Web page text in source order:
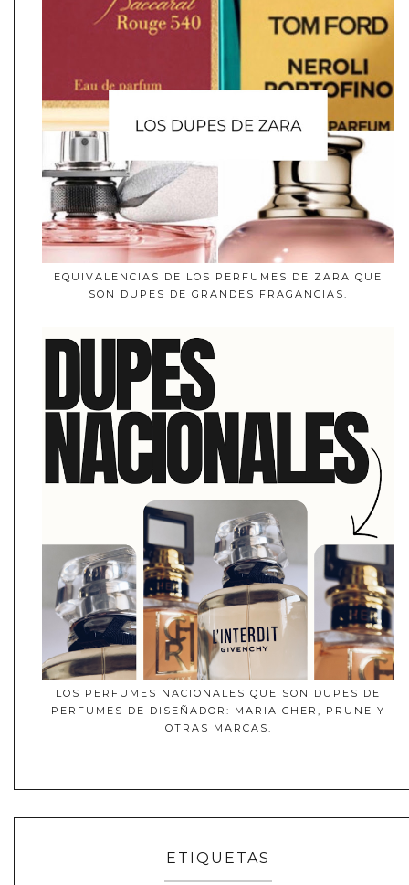
EQUIVALENCIAS DE LOS PERFUMES DE ZARA QUE
SON DUPES DE GRANDES FRAGANCIAS.
LOS PERFUMES NACIONALES QUE SON DUPES DE
PERFUMES DE DISEÑADOR: MARIA CHER, PRUNE Y
OTRAS MARCAS.
ETIQUETAS